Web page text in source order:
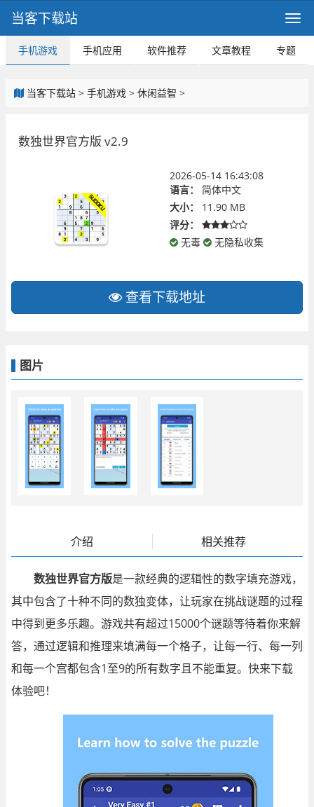
当客下载站
手机游戏 手机应用 软件推荐 文章教程 专题
当客下载站 > 手机游戏 > 休闲益智 >
数独世界官方版 v2.9
2026-05-14 16:43:08
语言：
简体中文
大小：
11.90 MB
评分：
无毒
无隐私收集
查看下载地址
图片
介绍 相关推荐
数独世界官方版是一款经典的逻辑性的数字填充游戏，
其中包含了十种不同的数独变体，让玩家在挑战谜题的过程
中得到更多乐趣。游戏共有超过15000个谜题等待着你来解
答，通过逻辑和推理来填满每一个格子，让每一行、每一列
和每一个宫都包含1至9的所有数字且不能重复。快来下载
体验吧！